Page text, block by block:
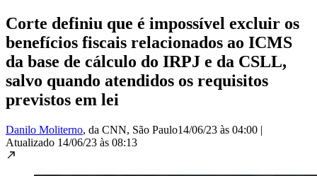
Corte definiu que é impossível excluir os
benefícios fiscais relacionados ao ICMS
da base de cálculo do IRPJ e da CSLL,
salvo quando atendidos os requisitos
previstos em lei
Danilo Moliterno, da CNN, São Paulo14/06/23 às 04:00 |
Atualizado 14/06/23 às 08:13